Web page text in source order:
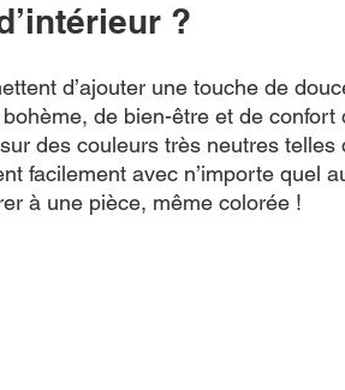
?
d’ajouter une touche de
de bien-être et de confort
des couleurs très neutres telles
facilement avec n’importe quel
à une pièce, même colorée !